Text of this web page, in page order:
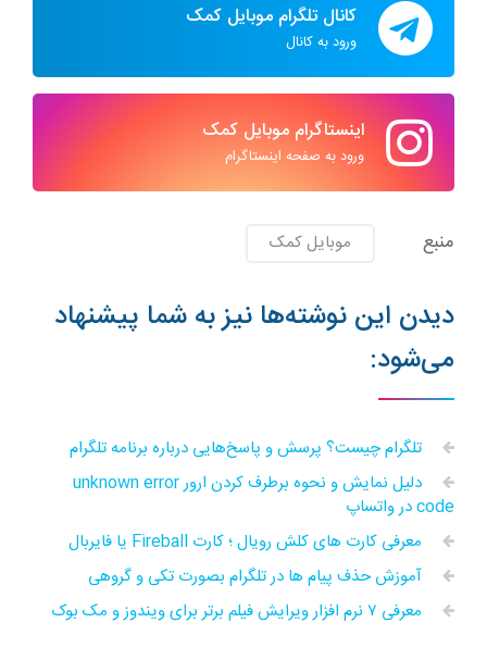
کانال تلگرام موبایل کمک
ورود به کانال
اینستاگرام موبایل کمک
ورود به صفحه اینستاگرام
منبع موبایل کمک
دیدن این نوشته‌ها نیز به شما پیشنهاد
می‌شود:
تلگرام چیست؟ پرسش و پاسخ‌هایی درباره برنامه تلگرام
دلیل نمایش و نحوه برطرف کردن ارور unknown error
code در واتساپ
معرفی کارت های کلش رویال ؛ کارت Fireball یا فایربال
آموزش حذف پیام ها در تلگرام بصورت تکی و گروهی
معرفی ۷ نرم افزار ویرایش فیلم برتر برای ویندوز و مک بوک